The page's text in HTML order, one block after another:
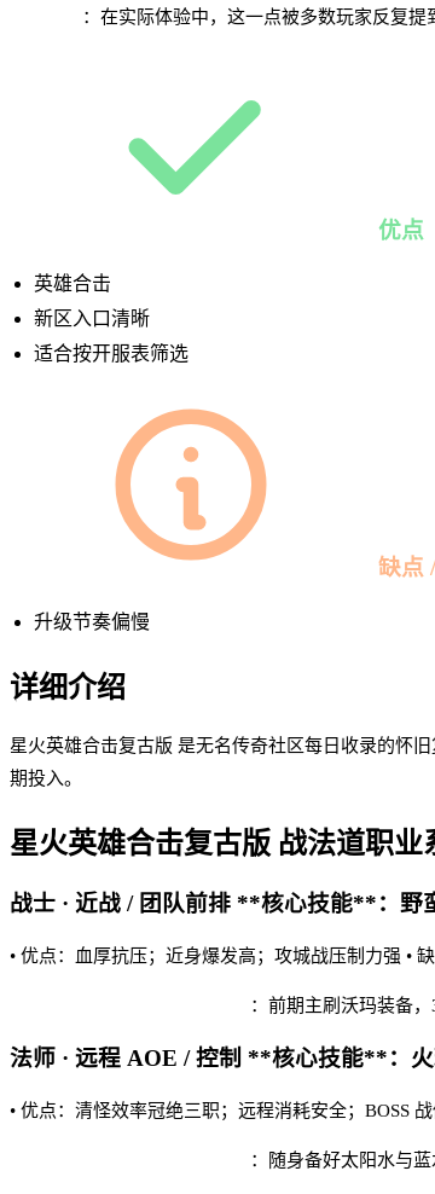
：在实际体验中，这一点被多数玩家反复
优点
英雄合击
新区入口清晰
适合按开服表筛选
缺点
升级节奏偏慢
详细介绍
星火英雄合击复古版 是无名传奇社区每日收录的怀
期投入。
星火英雄合击复古版 战法道职业
战士 · 近战 / 团队前排 **核心技能**：野
• 优点：血厚抗压；近身爆发高；攻城战压制力强 •
：前期主刷沃玛装备
法师 · 远程 AOE / 控制 **核心技能**：
• 优点：清怪效率冠绝三职；远程消耗安全；BOSS
：随身备好太阳水与